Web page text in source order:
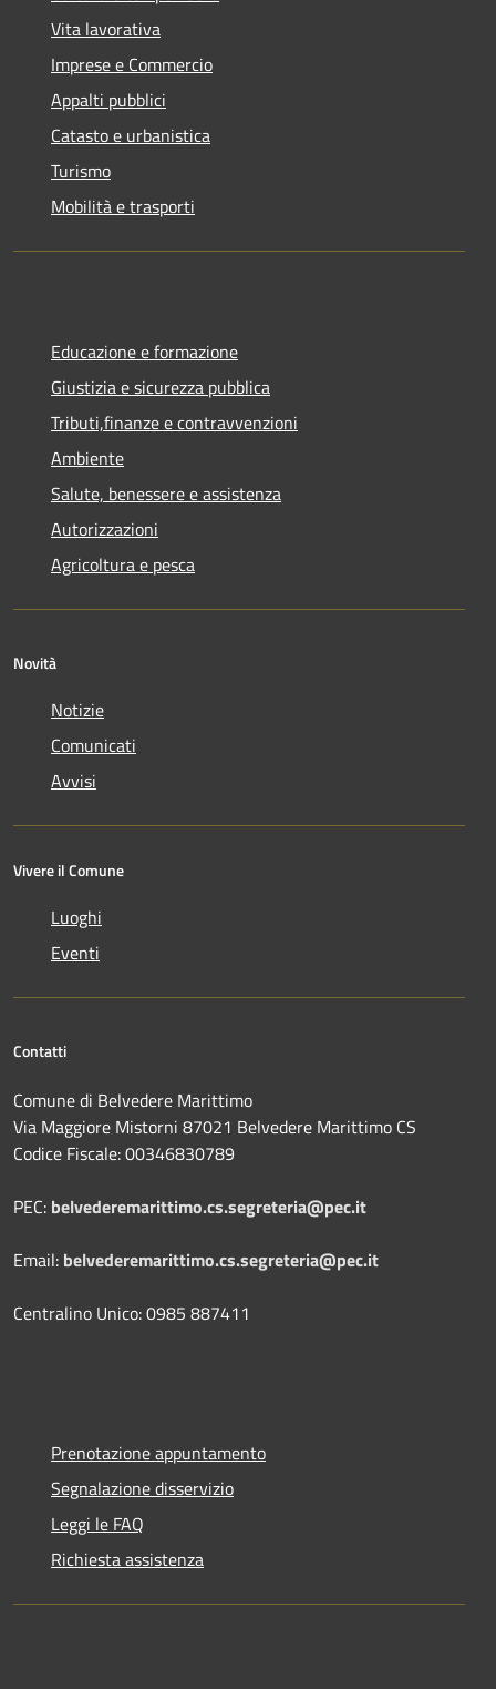
Vita lavorativa
Imprese e Commercio
Appalti pubblici
Catasto e urbanistica
Turismo
Mobilità e trasporti
Educazione e formazione
Giustizia e sicurezza pubblica
Tributi,finanze e contravvenzioni
Ambiente
Salute, benessere e assistenza
Autorizzazioni
Agricoltura e pesca
Novità
Notizie
Comunicati
Avvisi
Vivere il Comune
Luoghi
Eventi
Contatti
Comune di Belvedere Marittimo
Via Maggiore Mistorni 87021 Belvedere Marittimo CS
Codice Fiscale: 00346830789
PEC: belvederemarittimo.cs.segreteria@pec.it
Email: belvederemarittimo.cs.segreteria@pec.it
Centralino Unico: 0985 887411
Prenotazione appuntamento
Segnalazione disservizio
Leggi le FAQ
Richiesta assistenza